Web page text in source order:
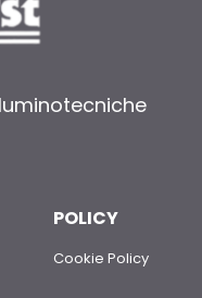
POLICY
Cookie Policy